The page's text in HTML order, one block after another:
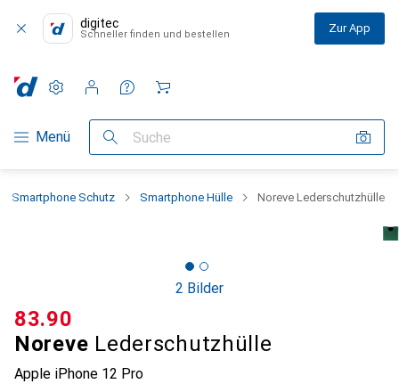
digitec
Schneller finden und bestellen Zur App
Navigation nach Kategorien
Menü Suche
Einstellungen
Kundenkonto
Vergleichslisten
Merklisten
Warenkorb
Smartphone Schutz Smartphone Hülle Noreve Lederschutzhülle
2 Bilder
Noreve Lederschutzhülle
Apple iPhone 12 Pro
CHF
83.90